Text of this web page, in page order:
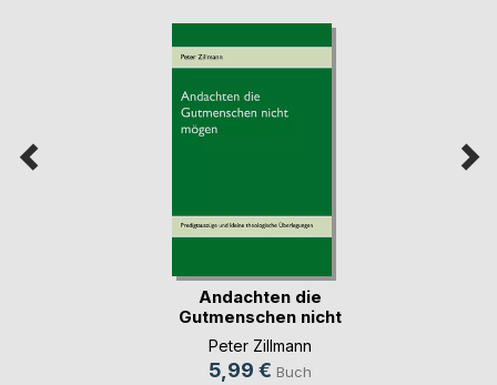
Andachten die
Gutmenschen nicht
mögen
Peter Zillmann
5,99 € Buch